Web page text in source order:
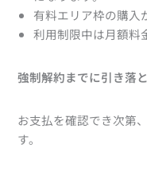
有料エリア枠の購入
利用制限中は月額料
強制解約までに引き落
お支払を確認でき次第
す。